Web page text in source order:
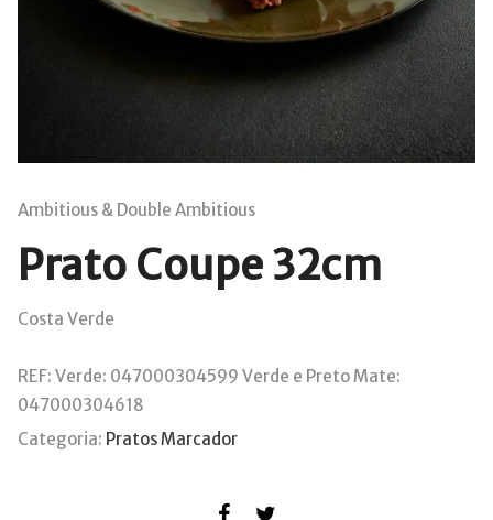
Ambitious & Double Ambitious
Prato Coupe 32cm
Costa Verde
REF: Verde: 047000304599 Verde e Preto Mate:
047000304618
Categoria: Pratos Marcador